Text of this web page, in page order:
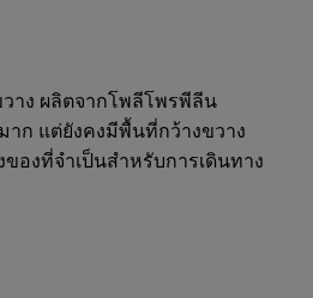
าง ผลิตจากโพลีโพรพีลีน
าก แต่ยังคงมีพื้นที่กว้างขวาง
องที่จำเป็นสำหรับการเดินทาง